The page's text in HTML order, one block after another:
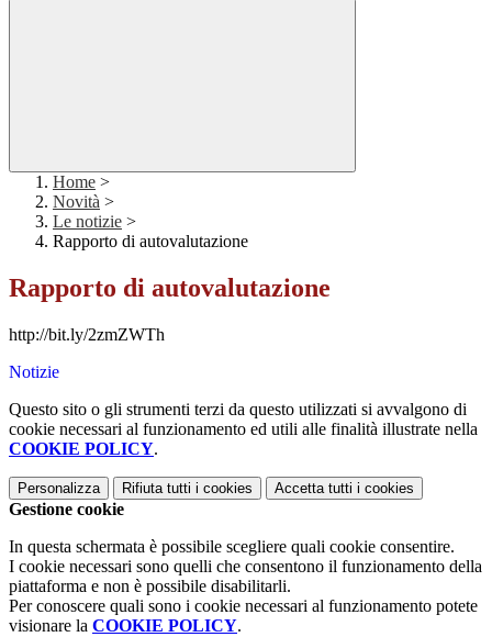
Home >
Novità >
Le notizie >
Rapporto di autovalutazione
Rapporto di autovalutazione
http://bit.ly/2zmZWTh
Notizie
Questo sito o gli strumenti terzi da questo utilizzati si avvalgono di
cookie necessari al funzionamento ed utili alle finalità illustrate nella
COOKIE POLICY.
Personalizza Rifiuta tutti i cookies Accetta tutti i cookies
Gestione cookie
In questa schermata è possibile scegliere quali cookie consentire.
I cookie necessari sono quelli che consentono il funzionamento della
piattaforma e non è possibile disabilitarli.
Per conoscere quali sono i cookie necessari al funzionamento potete
visionare la COOKIE POLICY.